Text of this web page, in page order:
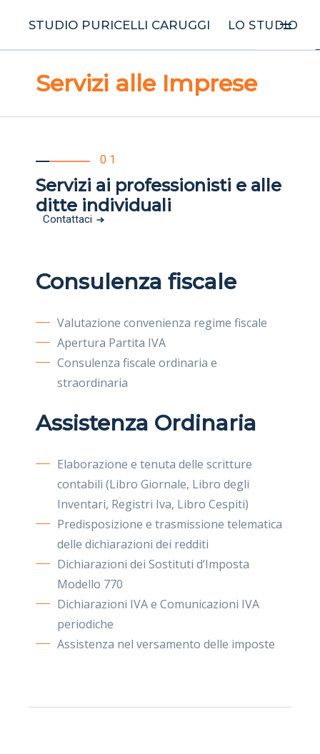
STUDIO PURICELLI CARUGGI LO STUDIO
Servizi alle Imprese
01
Servizi ai professionisti e alle
ditte individuali
Contattaci
Consulenza fiscale
Valutazione convenienza regime fiscale
Apertura Partita IVA
Consulenza fiscale ordinaria e
straordinaria
Assistenza Ordinaria
Elaborazione e tenuta delle scritture
contabili (Libro Giornale, Libro degli
Inventari, Registri Iva, Libro Cespiti)
Predisposizione e trasmissione telematica
delle dichiarazioni dei redditi
Dichiarazioni dei Sostituti d’Imposta
Modello 770
Dichiarazioni IVA e Comunicazioni IVA
periodiche
Assistenza nel versamento delle imposte